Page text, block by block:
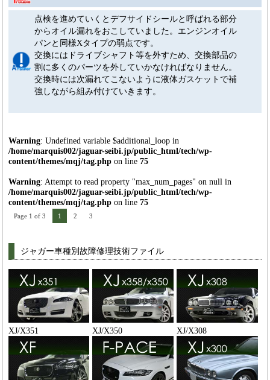
点検を進めていくとデフサイドシールと呼ばれる部分
からオイル漏れをおこしていました。エンジンオイル
パンと同様Xタイプの弱点です。
交換にはドライブシャフト等を外すため、交換部品の
割に多くのパーツを外していかなければなりません。
交換時には次漏れてこないように液体ガスケットで補
強しながら組み付けていきます。
Warning: Undefined variable $additional_loop in
/home/marquis002/jaguar-seibi.jp/public_html/tech/wp-
content/themes/mqj/tag.php on line75
Warning: Attempt to read property "max_num_pages" on null in
/home/marquis002/jaguar-seibi.jp/public_html/tech/wp-
content/themes/mqj/tag.php on line75
Page 1 of 3 1 2 3
ジャガー車種別故障修理技術ファイル
XJ/X351 XJ/X350 XJ/X308